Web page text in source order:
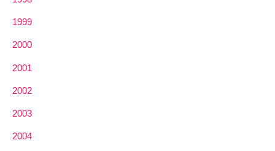
1999
2000
2001
2002
2003
2004